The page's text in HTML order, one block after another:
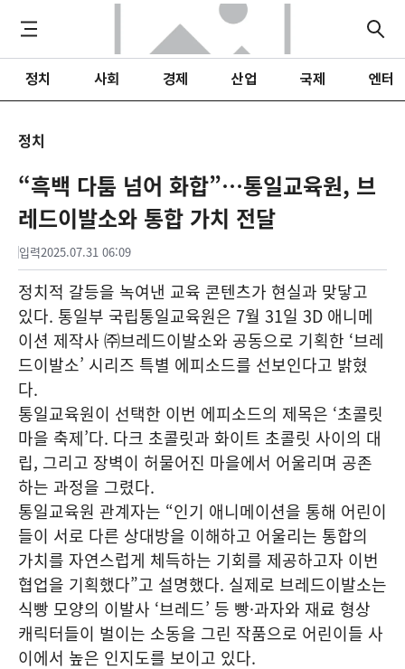
정치 사회 경제 산업 국제 엔터
정치
“흑백 다툼 넘어 화합”…통일교육원, 브
레드이발소와 통합 가치 전달
입력2025.07.31 06:09
정치적 갈등을 녹여낸 교육 콘텐츠가 현실과 맞닿고
있다. 통일부 국립통일교육원은 7월 31일 3D 애니메
이션 제작사 ㈜브레드이발소와 공동으로 기획한 ‘브레
드이발소’ 시리즈 특별 에피소드를 선보인다고 밝혔
다.
통일교육원이 선택한 이번 에피소드의 제목은 ‘초콜릿
마을 축제’다. 다크 초콜릿과 화이트 초콜릿 사이의 대
립, 그리고 장벽이 허물어진 마을에서 어울리며 공존
하는 과정을 그렸다.
통일교육원 관계자는 “인기 애니메이션을 통해 어린이
들이 서로 다른 상대방을 이해하고 어울리는 통합의
가치를 자연스럽게 체득하는 기회를 제공하고자 이번
협업을 기획했다”고 설명했다. 실제로 브레드이발소는
식빵 모양의 이발사 ‘브레드’ 등 빵·과자와 재료 형상
캐릭터들이 벌이는 소동을 그린 작품으로 어린이들 사
이에서 높은 인지도를 보이고 있다.